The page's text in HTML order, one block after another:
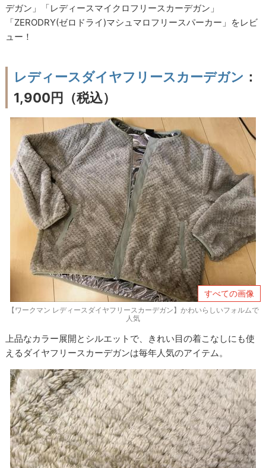
デガン」「レディースマイクロフリースカーデガン」
「ZERODRY(ゼロドライ)マシュマロフリースパーカー」をレビ
ュー！
レディースダイヤフリースカーデガン ：
1,900円（税込）
すべての画像
【ワークマン レディースダイヤフリースカーデガン】かわいらしいフォルムで
人気
上品なカラー展開とシルエットで、きれい目の着こなしにも使
えるダイヤフリースカーデガンは毎年人気のアイテム。